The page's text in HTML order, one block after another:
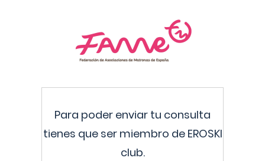
Para poder enviar tu consulta
tienes que ser miembro de EROSKI
club.